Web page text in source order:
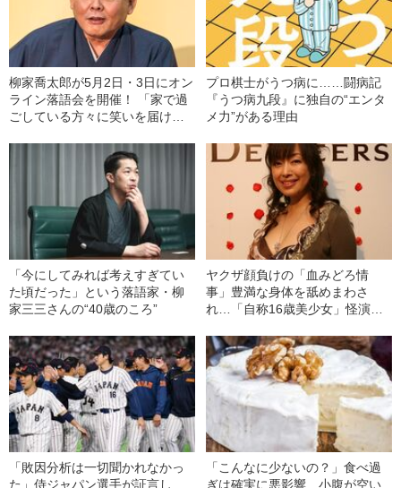
柳家喬太郎が5月2日・3日にオン
ライン落語会を開催！ 「家で過
ごしている方々に笑いを届けた
プロ棋士がうつ病に……闘病記
『うつ病九段』に独自の“エンタ
メ力”がある理由
「今にしてみれば考えすぎてい
た頃だった」という落語家・柳
家三三さんの“40歳のころ”
ヤクザ顔負けの「血みどろ情
事」豊満な身体を舐めまわさ
れ…「自称16歳美少女」怪演
ぎる“熟れ方”
「敗因分析は一切聞かれなかっ
た」侍ジャパン選手が証言し
「こんなに少ないの？」食べ過
ぎは確実に悪影響…小腹が空い